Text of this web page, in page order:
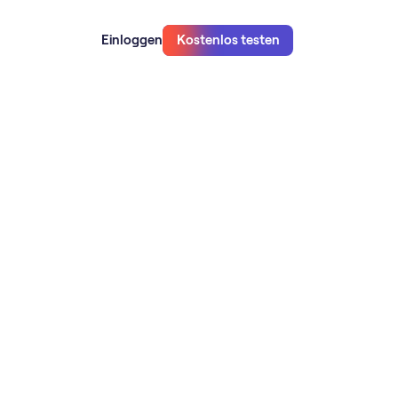
Einloggen Kostenlos testen